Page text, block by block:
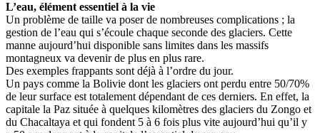
L’eau, élément essentiel à la vie
Un problème de taille va poser de nombreuses complications ; la
gestion de l’eau qui s’écoule chaque seconde des glaciers. Cette
manne aujourd’hui disponible sans limites dans les massifs
montagneux va devenir de plus en plus rare.
Des exemples frappants sont déjà à l’ordre du jour.
Un pays comme la Bolivie dont les glaciers ont perdu entre 50/70%
de leur surface est totalement dépendant de ces derniers. En effet, la
capitale la Paz située à quelques kilomètres des glaciers du Zongo et
du Chacaltaya et qui fondent 5 à 6 fois plus vite aujourd’hui qu’il y